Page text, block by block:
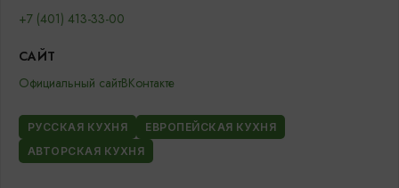
+7 (401) 413-33-00
САЙТ
Официальный сайтВКонтакте
РУССКАЯ КУХНЯ
ЕВРОПЕЙСКАЯ КУХНЯ
АВТОРСКАЯ КУХНЯ